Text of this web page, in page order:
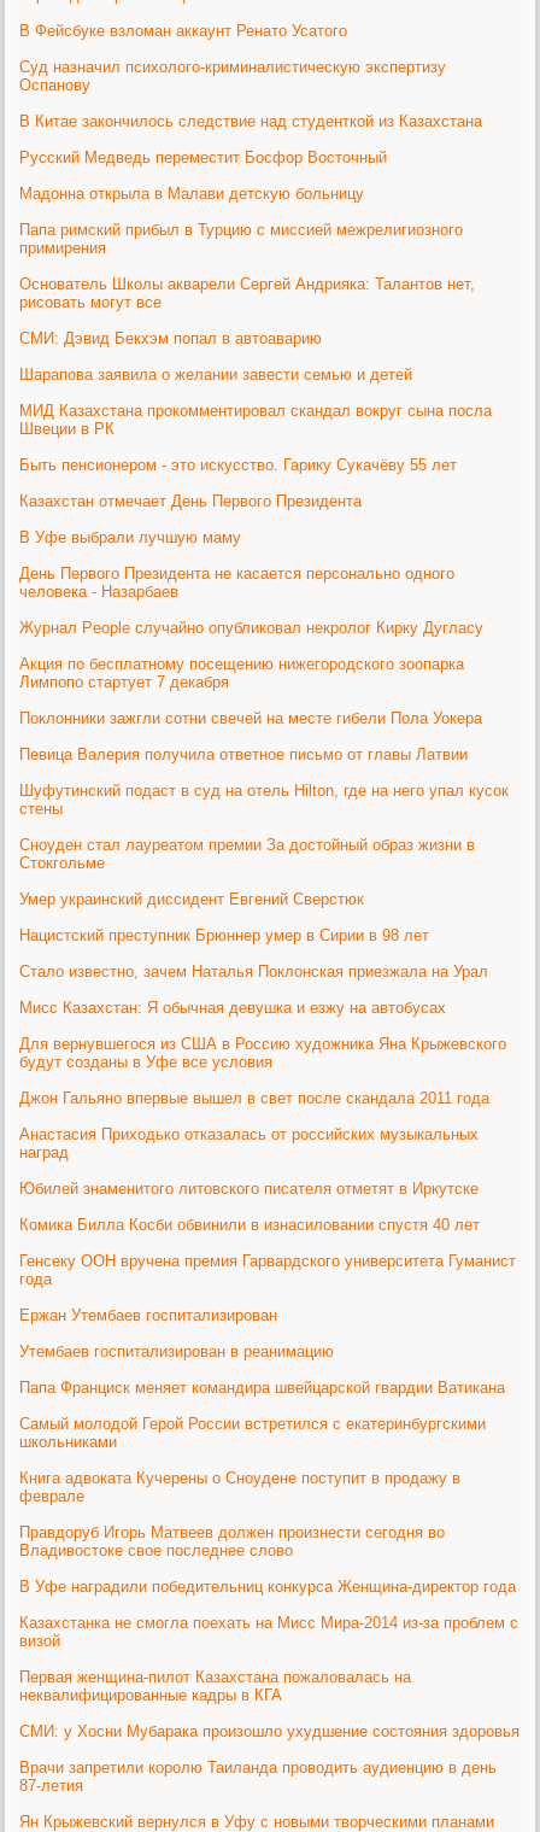
В Фейсбуке взломан аккаунт Ренато Усатого
Суд назначил психолого-криминалистическую экспертизу
Оспанову
В Китае закончилось следствие над студенткой из Казахстана
Русский Медведь переместит Босфор Восточный
Мадонна открыла в Малави детскую больницу
Папа римский прибыл в Турцию с миссией межрелигиозного
примирения
Основатель Школы акварели Сергей Андрияка: Талантов нет,
рисовать могут все
СМИ: Дэвид Бекхэм попал в автоаварию
Шарапова заявила о желании завести семью и детей
МИД Казахстана прокомментировал скандал вокруг сына посла
Швеции в РК
Быть пенсионером - это искусство. Гарику Сукачёву 55 лет
Казахстан отмечает День Первого Президента
В Уфе выбрали лучшую маму
День Первого Президента не касается персонально одного
человека - Назарбаев
Журнал People случайно опубликовал некролог Кирку Дугласу
Акция по бесплатному посещению нижегородского зоопарка
Лимпопо стартует 7 декабря
Поклонники зажгли сотни свечей на месте гибели Пола Уокера
Певица Валерия получила ответное письмо от главы Латвии
Шуфутинский подаст в суд на отель Hilton, где на него упал кусок
стены
Сноуден стал лауреатом премии За достойный образ жизни в
Стокгольме
Умер украинский диссидент Евгений Сверстюк
Нацистский преступник Брюннер умер в Сирии в 98 лет
Стало известно, зачем Наталья Поклонская приезжала на Урал
Мисс Казахстан: Я обычная девушка и езжу на автобусах
Для вернувшегося из США в Россию художника Яна Крыжевского
будут созданы в Уфе все условия
Джон Гальяно впервые вышел в свет после скандала 2011 года
Анастасия Приходько отказалась от российских музыкальных
наград
Юбилей знаменитого литовского писателя отметят в Иркутске
Комика Билла Косби обвинили в изнасиловании спустя 40 лет
Генсеку ООН вручена премия Гарвардского университета Гуманист
года
Ержан Утембаев госпитализирован
Утембаев госпитализирован в реанимацию
Папа Франциск меняет командира швейцарской гвардии Ватикана
Самый молодой Герой России встретился с екатеринбургскими
школьниками
Книга адвоката Кучерены о Сноудене поступит в продажу в
феврале
Правдоруб Игорь Матвеев должен произнести сегодня во
Владивостоке свое последнее слово
В Уфе наградили победительниц конкурса Женщина-директор года
Казахстанка не смогла поехать на Мисс Мира-2014 из-за проблем с
визой
Первая женщина-пилот Казахстана пожаловалась на
неквалифицированные кадры в КГА
СМИ: у Хосни Мубарака произошло ухудшение состояния здоровья
Врачи запретили королю Таиланда проводить аудиенцию в день
87-летия
Ян Крыжевский вернулся в Уфу с новыми творческими планами